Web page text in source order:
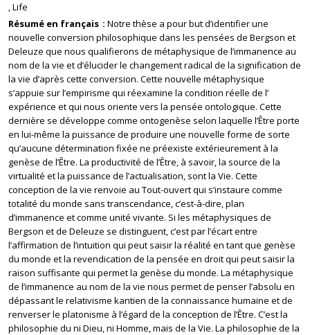
Life
Résumé en français
Notre thèse a pour but d’identifier une
nouvelle conversion philosophique dans les pensées de Bergson et
Deleuze que nous qualifierons de métaphysique de l’immanence au
nom de la vie et d’élucider le changement radical de la signification de
la vie d’après cette conversion. Cette nouvelle métaphysique
s’appuie sur l’empirisme qui réexamine la condition réelle de l’
expérience et qui nous oriente vers la pensée ontologique. Cette
dernière se développe comme ontogenèse selon laquelle l’Être porte
en lui-même la puissance de produire une nouvelle forme de sorte
qu’aucune détermination fixée ne préexiste extérieurement à la
genèse de l’Être. La productivité de l’Être, à savoir, la source de la
virtualité et la puissance de l’actualisation, sont la Vie. Cette
conception de la vie renvoie au Tout-ouvert qui s’instaure comme
totalité du monde sans transcendance, c’est-à-dire, plan
d’immanence et comme unité vivante. Si les métaphysiques de
Bergson et de Deleuze se distinguent, c’est par l’écart entre
l’affirmation de l’intuition qui peut saisir la réalité en tant que genèse
du monde et la revendication de la pensée en droit qui peut saisir la
raison suffisante qui permet la genèse du monde. La métaphysique
de l’immanence au nom de la vie nous permet de penser l’absolu en
dépassant le relativisme kantien de la connaissance humaine et de
renverser le platonisme à l’égard de la conception de l’Être. C’est la
philosophie du ni Dieu, ni Homme, mais de la Vie. La philosophie de la